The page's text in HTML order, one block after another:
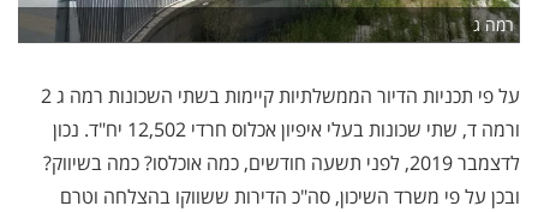
רמה ג
על פי תכניות הדיור הממשלתיות קיימות בשתי השכונות רמה ג 2
ורמה ד, שתי שכונות בעלי איפיון אכלוס חרדי 12,502 יח"ד. נכון
לדצמבר 2019, לפני תשעה חודשים, כמה אוכלסו? כמה בשיווק?
ובכן על פי משרד השיכון, סה"כ הדירות ששווקו בהצלחה וטרם